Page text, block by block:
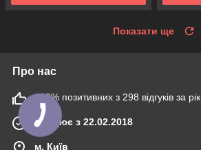
Показати ще
Про нас
100% позитивних з 298 відгуків за рік
Працює з 22.02.2018
м. Київ